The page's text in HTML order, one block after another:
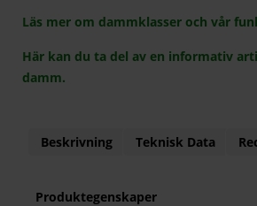
Läs mer om dammklasser och vår
Här kan du ta del av en informativ
damm.
Beskrivning Teknisk Data
Produktegenskaper